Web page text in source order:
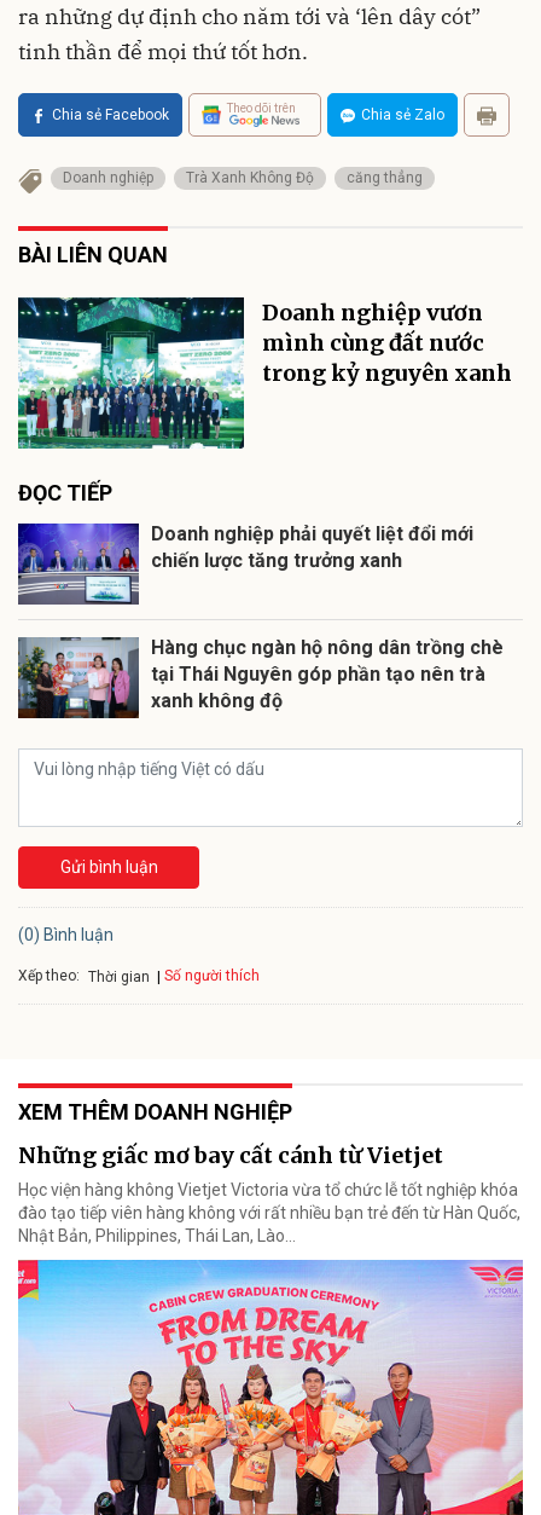
ra những dự định cho năm tới và ‘lên dây cót”
tinh thần để mọi thứ tốt hơn.
Chia sẻ Facebook Theo dõi trên Chia sẻ Zalo
Doanh nghiệp Trà Xanh Không Độ căng thẳng
BÀI LIÊN QUAN
Doanh nghiệp vươn
mình cùng đất nước
trong kỷ nguyên xanh
ĐỌC TIẾP
Doanh nghiệp phải quyết liệt đổi mới
chiến lược tăng trưởng xanh
Hàng chục ngàn hộ nông dân trồng chè
tại Thái Nguyên góp phần tạo nên trà
xanh không độ
Gửi bình luận
(0) Bình luận
Xếp theo: Thời gian Số người thích
XEM THÊM DOANH NGHIỆP
Những giấc mơ bay cất cánh từ Vietjet
Học viện hàng không Vietjet Victoria vừa tổ chức lễ tốt nghiệp khóa
đào tạo tiếp viên hàng không với rất nhiều bạn trẻ đến từ Hàn Quốc,
Nhật Bản, Philippines, Thái Lan, Lào…